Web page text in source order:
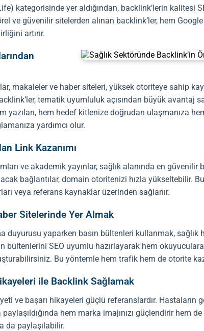
kategorisinde yer aldığından, backlink’lerin kalitesi
ve güvenilir sitelerden alınan backlink’ler, hem
artırır.
makaleler ve haber siteleri, yüksek otoriteye sahip
’ler, tematik uyumluluk açısından büyük avantaj
yazıları, hem hedef kitlenize doğrudan ulaşmanıza
yardımcı olur.
Link Kazanımı
ve akademik yayınlar, sağlık alanında en güvenilir
bağlantılar, domain otoritenizi hızla yükseltebilir.
veya referans kaynaklar üzerinden sağlanır.
Sitelerinde Yer Almak
duyurusu yaparken basın bültenleri kullanmak, sağlık
bültenlerini SEO uyumlu hazırlayarak hem
Bu yöntemle hem trafik hem de otorite
ile Backlink Sağlamak
ve başarı hikayeleri güçlü referanslardır. Hastaların
hem marka imajınızı güçlendirir hem de
da paylaşılabilir.